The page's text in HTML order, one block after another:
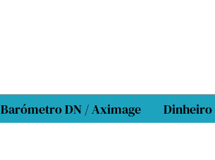
Barómetro DN / Aximage Dinheiro